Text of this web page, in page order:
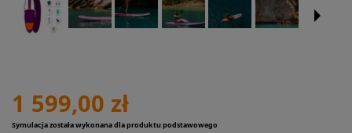
1 599,00 zł
Symulacja została wykonana dla produktu podstawowego